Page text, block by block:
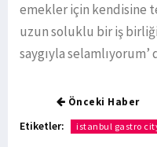
emekler için kendisine
uzun soluklu bir iş
saygıyla
Önceki Haber
Etiketler: istanbul gastro